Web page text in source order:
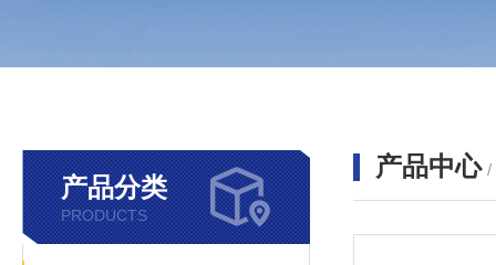
产品分类
PRODUCTS
产品中心 /